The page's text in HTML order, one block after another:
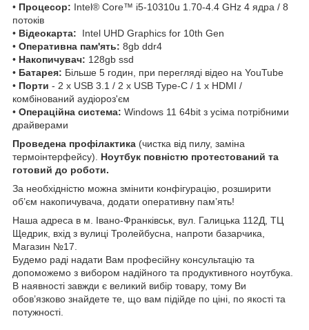
• Процесор: Intel® Core™ i5-10310u 1.70-4.4 GHz 4 ядра / 8
потоків
• Відеокарта:
Intel UHD Graphics for 10th Gen
• Оперативна пам'ять: 8gb ddr4
• Накопичувач: 128gb ssd
• Батарея: Більше 5 годин, при перегляді відео на YouTube
• Порти - 2 x USB 3.1 / 2 x USB Type-C / 1 x HDMI /
комбінований аудіороз'єм
• Операційна система: Windows 11 64bit з усіма потрібними
драйверами
Проведена профілактика (чистка від пилу, заміна
термоінтерфейсу). Ноутбук повністю протестований та
готовий до роботи.
За необхідністю можна змінити конфігурацію, розширити
об’єм накопичувача, додати оперативну пам’ять!
Наша адреса в м. Івано-Франківськ, вул. Галицька 112Д, ТЦ
Щедрик, вхід з вулиці Тролейбусна, напроти базарчика,
Магазин №17.
Будемо раді надати Вам професійну консультацію та
допоможемо з вибором надійного та продуктивного ноутбука.
В наявності завжди є великий вибір товару, тому Ви
обов’язково знайдете те, що вам підійде по ціні, по якості та
потужності.